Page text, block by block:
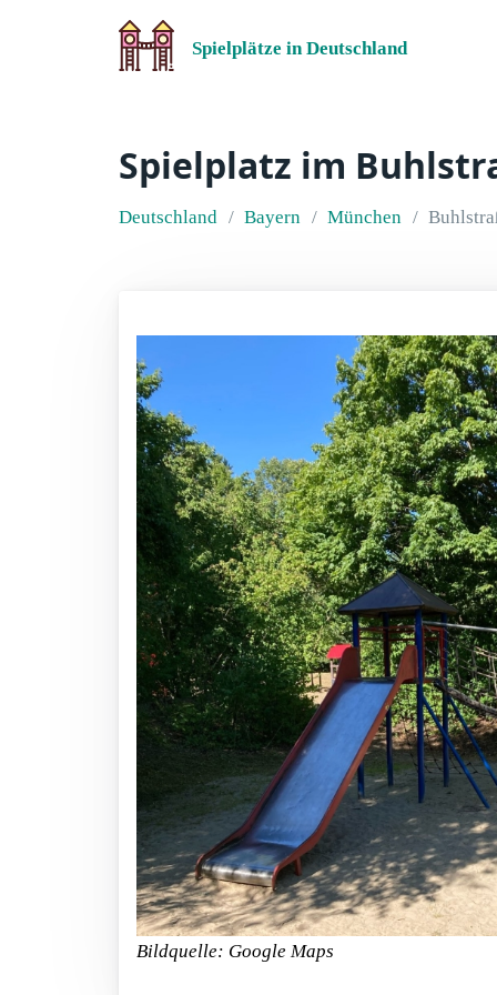
Spielplätze in Deutschland
Spielplatz im
Deutschland Bayern München
Bildquelle: Google Maps